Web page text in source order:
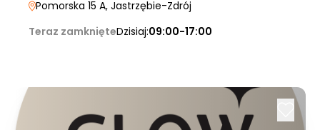
Pomorska 15 A, Jastrzębie-Zdrój
Teraz zamknięteDzisiaj:09:00-17:00